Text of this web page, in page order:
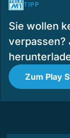
TIPP
Sie wollen
verpassen?
Zum Play